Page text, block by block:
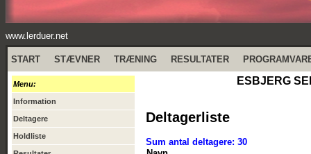
www.lerduer.net
START STÆVNER TRÆNING RESULTATER
Menu:
Information
Deltagere
Holdliste
ESBJERG
Deltagerliste
Sum antal deltagere: 30